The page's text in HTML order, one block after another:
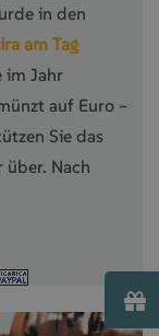
in den
am Tag
im Jahr
auf Euro –
Sie das
Nach